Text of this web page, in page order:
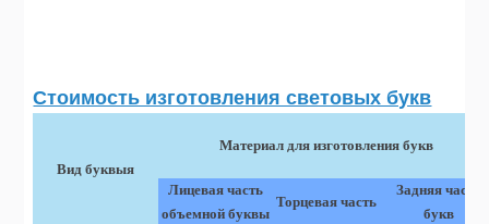
Стоимость изготовления световых букв
Вид буквыя
Материал для изготовления букв
Лицевая часть
объемной буквы
Торцевая часть
Задняя часть
букв